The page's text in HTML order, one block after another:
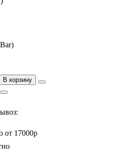
В корзину
от 17000р